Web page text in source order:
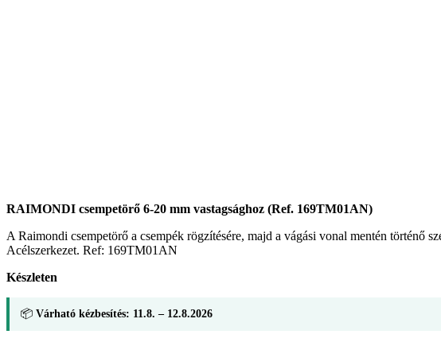
RAIMONDI csempetörő 6-20 mm vastagsághoz (Ref. 169TM01AN)
A Raimondi csempetörő a csempék rögzítésére, majd a vágási vonal mentén történő
Acélszerkezet. Ref: 169TM01AN
Készleten
📦 Várható kézbesítés: 11.8. – 12.8.2026